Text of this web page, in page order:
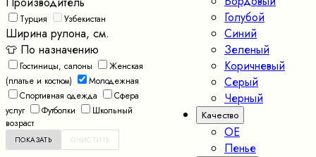
Турция Узбекистан
Ширина рулона, см.
👕 По назначению
Гостиницы, салоны
Женская
(платье и костюм)
Молодежная
Спортивная одежда
Сфера
услуг
Футболки
Школьный
возраст
Голубой
Синий
Зеленый
Коричневый
Серый
Черный
Качество
OE
Пенье